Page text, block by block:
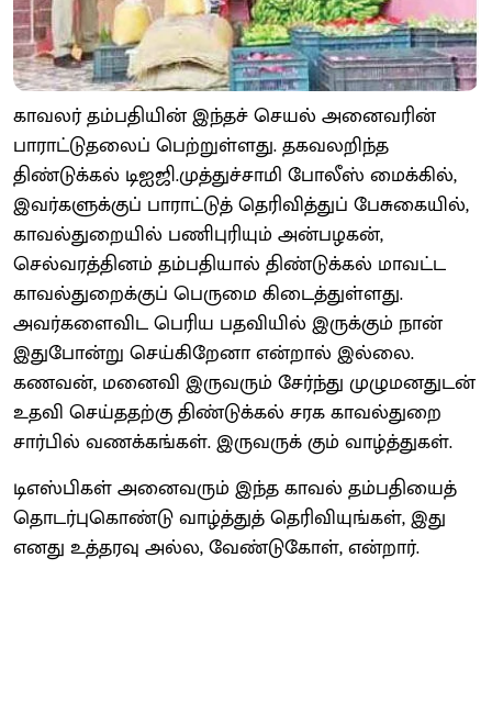
காவலர் தம்பதியின் இந்தச் செயல் அனைவரின்
பாராட்டுதலைப் பெற்றுள்ளது. தகவலறிந்த
திண்டுக்கல் டிஐஜி.முத்துச்சாமி போலீஸ் மைக்கில்,
இவர்களுக்குப் பாராட்டுத் தெரிவித்துப் பேசுகையில்,
காவல்துறையில் பணிபுரியும் அன்பழகன்,
செல்வரத்தினம் தம்பதியால் திண்டுக்கல் மாவட்ட
காவல்துறைக்குப் பெருமை கிடைத்துள்ளது.
அவர்களைவிட பெரிய பதவியில் இருக்கும் நான்
இதுபோன்று செய்கிறேனா என்றால் இல்லை.
கணவன், மனைவி இருவரும் சேர்ந்து முழுமனதுடன்
உதவி செய்ததற்கு திண்டுக்கல் சரக காவல்துறை
சார்பில் வணக்கங்கள். இருவருக் கும் வாழ்த்துகள்.
டிஎஸ்பிகள் அனைவரும் இந்த காவல் தம்பதியைத்
தொடர்புகொண்டு வாழ்த்துத் தெரிவியுங்கள், இது
எனது உத்தரவு அல்ல, வேண்டுகோள், என்றார்.